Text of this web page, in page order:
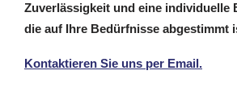
Zuverlässigkeit und eine individuelle
die auf Ihre Bedürfnisse abgestimmt
Kontaktieren Sie uns per Email.